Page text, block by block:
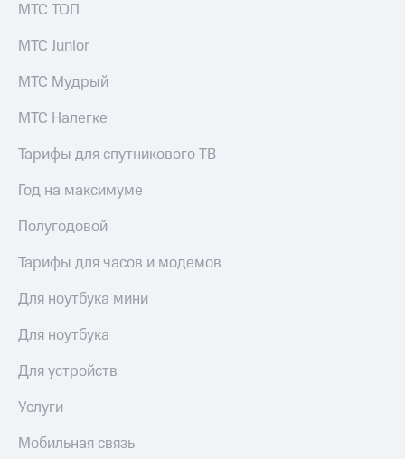
Информация
Документы
"МТС"
Собрания
акционеров
кабинет
акционера
капитал
Контроль
и
Рынок
Программа
Порядок
Рынок
МТС ТОП
МТС Junior
МТС Мудрый
МТС Налегке
Тарифы для спутникового ТВ
Год на максимуме
Полугодовой
Тарифы для часов и модемов
Для ноутбука мини
Для ноутбука
Для устройств
Услуги
Мобильная связь